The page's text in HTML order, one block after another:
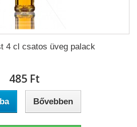
4 cl csatos üveg palack
485 Ft‎
Bővebben